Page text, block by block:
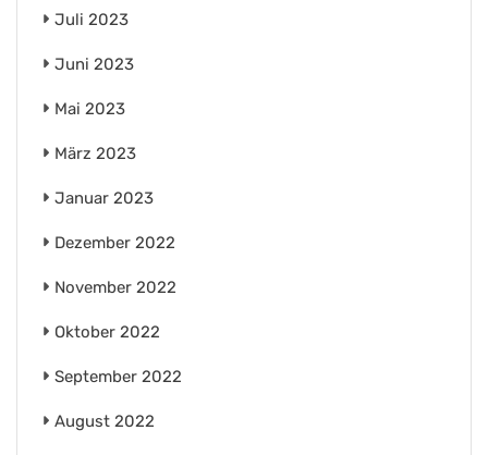
Juli 2023
Juni 2023
Mai 2023
März 2023
Januar 2023
Dezember 2022
November 2022
Oktober 2022
September 2022
August 2022